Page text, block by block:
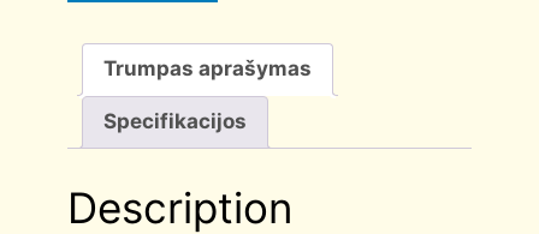
Trumpas aprašymas
Specifikacijos
Description